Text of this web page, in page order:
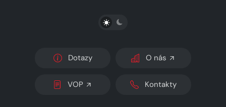
PŘEPNOUT SVĚTLÝ/TMAVÝ REŽIM
Dotazy O nás
VOP Kontakty